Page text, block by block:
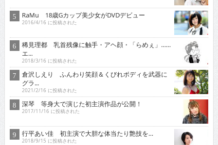
RaMu 18歳Gカップ美少女がDVDデビュー
2016/4/16 に投稿された
稀見理都 乳首残像に触手・アヘ顔・「らめぇ」……
エ...
2018/3/16 に投稿された
倉沢しえり ふんわり笑顔＆くびれボディを武器に
グラ...
2021/2/16 に投稿された
深琴 等身大で演じた初主演作品が公開！
2017/11/16 に投稿された
行平あい佳 初主演で大胆な体当たり艶技を…
2018/9/15 に投稿された